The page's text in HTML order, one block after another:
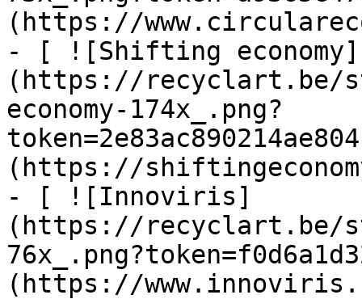
(https://
- [ ![Shifting economy]
(https://recyclart.be/
economy-174x_.png?
(https://
- [ ![Innoviris]
(https://recyclart.be/
(https://